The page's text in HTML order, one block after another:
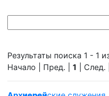
Результаты поиска 1 - 1
Начало | Пред. | 1 | След.